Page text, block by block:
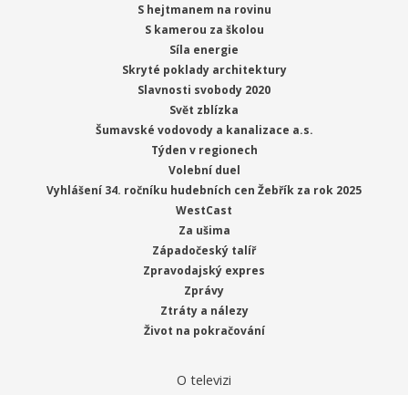
S hejtmanem na rovinu
S kamerou za školou
Síla energie
Skryté poklady architektury
Slavnosti svobody 2020
Svět zblízka
Šumavské vodovody a kanalizace a.s.
Týden v regionech
Volební duel
Vyhlášení 34. ročníku hudebních cen Žebřík za rok 2025
WestCast
Za ušima
Západočeský talíř
Zpravodajský expres
Zprávy
Ztráty a nálezy
Život na pokračování
O televizi